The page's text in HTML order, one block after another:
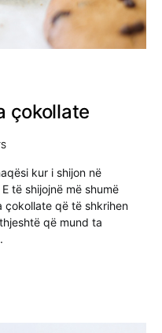
çokollate
kur i shijon në
të shijojnë më shumë
çokollate që të shkrihen
që mund ta